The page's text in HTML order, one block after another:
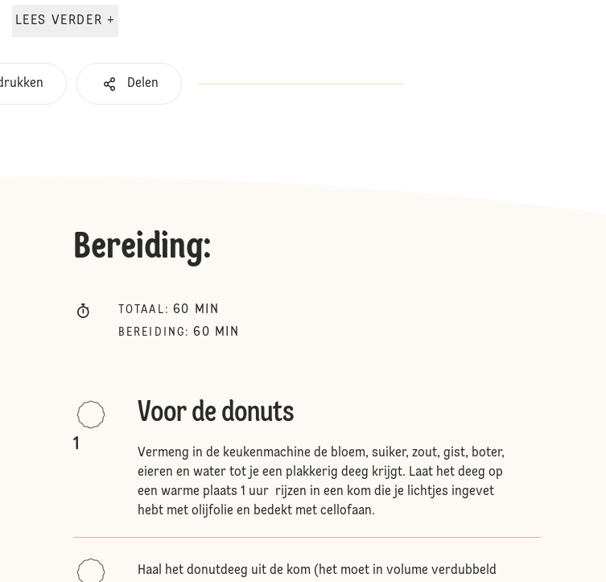
LEES VERDER +
Delen
Bereiding:
TOTAAL : 60 MIN
BEREIDING : 60 MIN
1
Voor de donuts
Vermeng in de keukenmachine de bloem, suiker, zout, gist, boter,
eieren en water tot je een plakkerig deeg krijgt. Laat het deeg op
een warme plaats 1 uur rijzen in een kom die je lichtjes ingevet
hebt met olijfolie en bedekt met cellofaan.
Haal het donutdeeg uit de kom (het moet in volume verdubbeld